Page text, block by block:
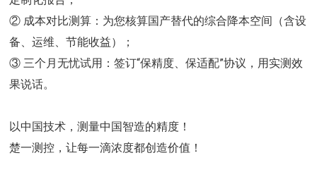
② 成本对比测算：为您核算国产替代的综合降本空间（含设
备、运维、节能收益）；
③ 三个月无忧试用：签订“保精度、保适配”协议，用实测效
果说话。
以中国技术，测量中国智造的精度！
楚一测控，让每一滴浓度都创造价值！